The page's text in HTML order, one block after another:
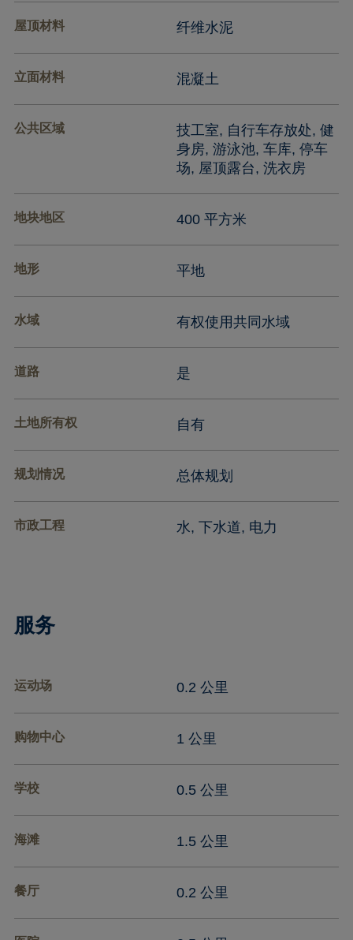
屋顶材料 纤维水泥
立面材料 混凝土
公共区域
技工室, 自行车存放处, 健
身房, 游泳池, 车库, 停车
场, 屋顶露台, 洗衣房
地块地区 400 平方米
地形 平地
水域 有权使用共同水域
道路 是
土地所有权 自有
规划情况 总体规划
市政工程 水, 下水道, 电力
服务
运动场 0.2 公里
购物中心 1 公里
学校 0.5 公里
海滩 1.5 公里
餐厅 0.2 公里